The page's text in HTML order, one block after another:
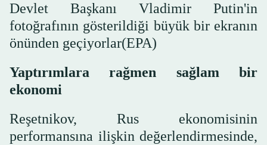
Devlet Başkanı Vladimir Putin'in
fotoğrafının gösterildiği büyük bir ekranın
önünden geçiyorlar(EPA)
Yaptırımlara rağmen sağlam bir
ekonomi
Reşetnikov, Rus ekonomisinin
performansına ilişkin değerlendirmesinde,